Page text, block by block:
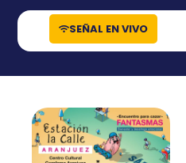
contenido
SEÑAL EN VIVO